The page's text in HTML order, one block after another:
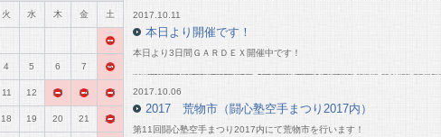
2017.10.11
本日より開催です！
本日より3日間ＧＡＲＤＥＸ開催中です！
2017.10.06
2017 荒物市（闘心塾空手まつり2017内）
第11回闘心塾空手まつり2017内にて荒物市を行います！
火 水 木 金 土
1
4 5 6 7 8
11 12 13 14 15
18 19 20 21 22